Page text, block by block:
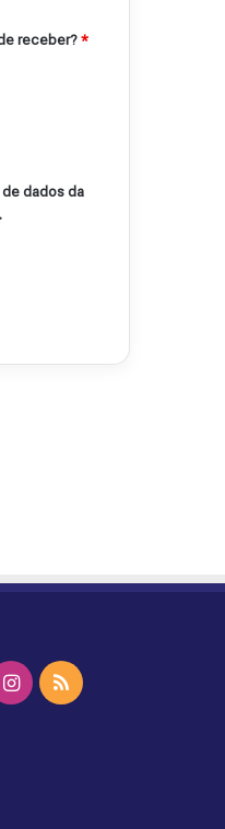
receber?*
de dados da
Instagram
RSS